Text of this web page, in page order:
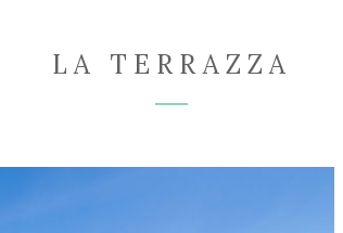
LA TERRAZZA